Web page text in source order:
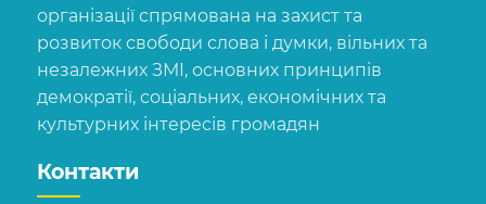
організації спрямована на захист та
розвиток свободи слова і думки, вільних та
незалежних ЗМІ, основних принципів
демократії, соціальних, економічних та
культурних інтересів громадян
Контакти